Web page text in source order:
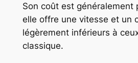
Son coût est généralement
elle offre une vitesse et un
légèrement inférieurs à
classique.